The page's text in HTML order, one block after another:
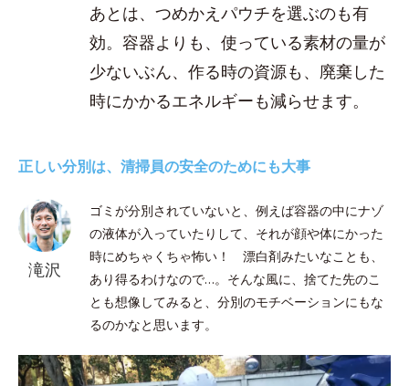
あとは、つめかえパウチを選ぶのも有
効。容器よりも、使っている素材の量が
少ないぶん、作る時の資源も、廃棄した
時にかかるエネルギーも減らせます。
正しい分別は、清掃員の安全のためにも大事
滝沢
ゴミが分別されていないと、例えば容器の中にナゾ
の液体が入っていたりして、それが顔や体にかった
時にめちゃくちゃ怖い！ 漂白剤みたいなことも、
あり得るわけなので…。そんな風に、捨てた先のこ
とも想像してみると、分別のモチベーションにもな
るのかなと思います。